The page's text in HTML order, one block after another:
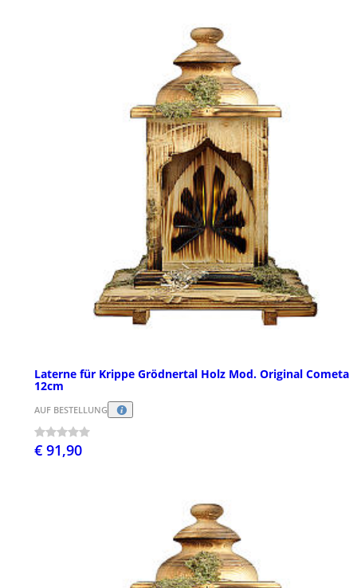
Laterne für Krippe Grödnertal Holz Mod. Original Cometa
12cm
AUF BESTELLUNG
€ 91,90